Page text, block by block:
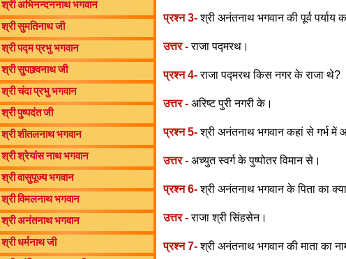
श्री अभिनन्दननाथ भगवान
श्री सुमतिनाथ जी
श्री पद्म प्रभु भगवान
श्री सुपाश्र्वनाथ जी
श्री चंदा प्रभु भगवान
श्री पुष्पदंत जी
श्री शीतलनाथ भगवान
श्री श्रेयांस नाथ भगवान
श्री वासुपूज्य भगवान
श्री विमलनाथ भगवान
श्री अनंतनाथ भगवान
श्री धर्मनाथ जी
प्रश्न 3-श्री अनंतनाथ भगवान की पूर्व पर्याय
उत्तर -राजा पद्मरथ।
प्रश्न 4-राजा पद्मरथ किस नगर के राजा थे?
उत्तर - अरिष्ट पुरी नगरी के।
प्रश्न 5-श्री अनंतनाथ भगवान कहां से गर्भ में
उत्तर - अच्युत स्वर्ग के पुष्पोतर विमान से।
प्रश्न 6-श्री अनंतनाथ भगवान के पिता का
उत्तर -राजा श्री सिंहसेन।
प्रश्न 7-श्री अनंतनाथ भगवान की माता का